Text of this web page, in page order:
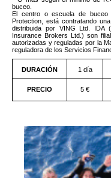
buceo.
El centro o escuela de
Protection, está contratando
distribuida por VING Ltd. IDA
Insurance Brokers Ltd.) son
autorizadas y reguladas por la
reguladora de los Servicios
DURACIÓN 1 día
PRECIO 5 €